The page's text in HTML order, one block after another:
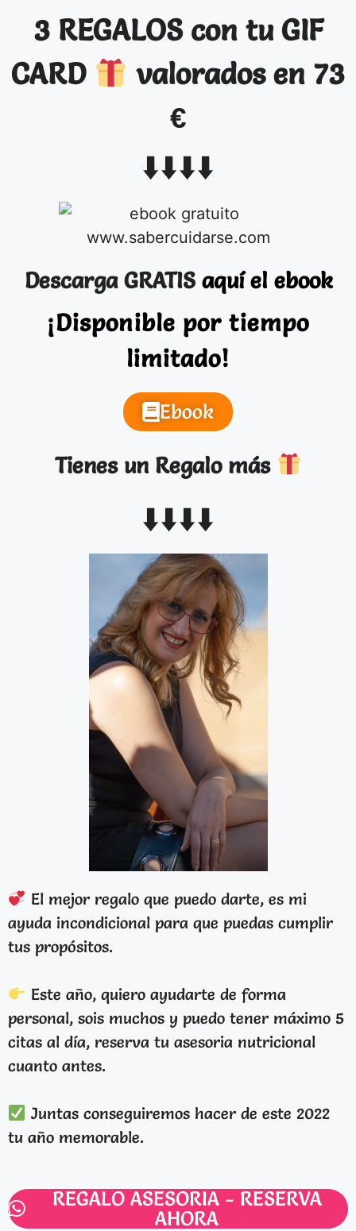
3 REGALOS con tu GIF
CARD
valorados en 73
€
⬇️⬇️⬇️⬇️
Descarga GRATIS aquí el ebook
¡Disponible por tiempo
limitado!
Ebook
Tienes un Regalo más
⬇️⬇️⬇️⬇️
El mejor regalo que puedo darte, es mi
ayuda incondicional para que puedas cumplir
tus propósitos.
Este año, quiero ayudarte de forma
personal, sois muchos y puedo tener máximo 5
citas al día, reserva tu asesoria nutricional
cuanto antes.
Juntas conseguiremos hacer de este 2022
tu año memorable.
REGALO ASESORIA - RESERVA
AHORA